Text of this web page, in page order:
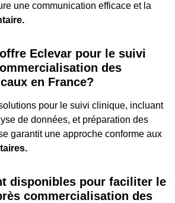
une communication efficace et la
Eclevar pour le suivi
des
en France?
pour le suivi clinique, incluant
de données, et préparation des
garantit une approche conforme aux
disponibles pour faciliter le
commercialisation des